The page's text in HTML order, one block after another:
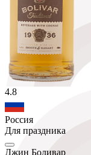
4.8
Россия
Для праздника
Джин Боливар